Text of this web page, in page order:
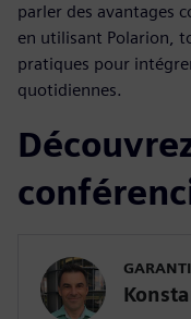
parler des avantages
en utilisant Polarion,
pratiques pour
quotidiennes.